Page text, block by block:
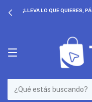
¡LLEVA LO QUE QUIERES,